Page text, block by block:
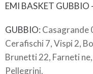
EMI BASKET
GUBBIO: Casagrande
Cerafischi 7, Vispi 2,
Brunetti 22, Farneti
Pellegrini.